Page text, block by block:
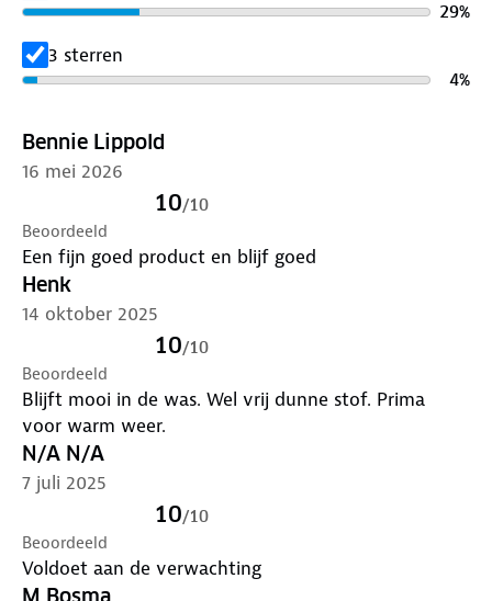
29%
3 sterren
4%
Bennie Lippold
16 mei 2026
10/10
Beoordeeld
Een fijn goed product en blijf goed
Henk
14 oktober 2025
10/10
Beoordeeld
Blijft mooi in de was. Wel vrij dunne stof. Prima
voor warm weer.
N/A N/A
7 juli 2025
10/10
Beoordeeld
Voldoet aan de verwachting
M Bosma